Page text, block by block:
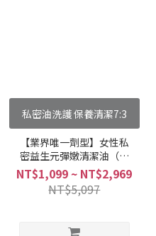
私密油洗護 保養清潔7:3
【業界唯一劑型】女性私
密益生元彈嫩清潔油（單
件65折、任選兩件61折、
任選三件58折）
NT$1,099 ~ NT$2,969
NT$5,097